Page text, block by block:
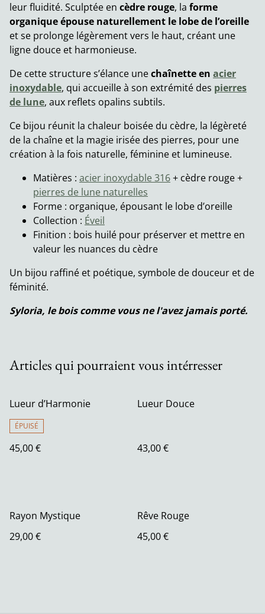
leur fluidité. Sculptée en cèdre rouge, la forme
organique épouse naturellement le lobe de l’oreille
et se prolonge légèrement vers le haut, créant une
ligne douce et harmonieuse.
De cette structure s’élance unechaînette en acier
inoxydable, qui accueille à son extrémité des pierres
de lune, aux reflets opalins subtils.
Ce bijou réunit la chaleur boisée du cèdre, la légèreté
de la chaîne et la magie irisée des pierres, pour une
création à la fois naturelle, féminine et lumineuse.
Matières : acier inoxydable 316+ cèdre rouge +
pierres de lune naturelles
Forme : organique, épousant le lobe d’oreille
Collection : Éveil
Finition : bois huilé pour préserver et mettre en
valeur les nuances du cèdre
Un bijou raffiné et poétique, symbole de douceur et de
féminité.
Syloria, le bois comme vous ne l'avez jamais porté.
Articles qui pourraient vous intérresser
Lueur d’Harmonie
ÉPUISÉ
45,00 €
Lueur Douce
43,00 €
Rayon Mystique
29,00 €
Rêve Rouge
45,00 €